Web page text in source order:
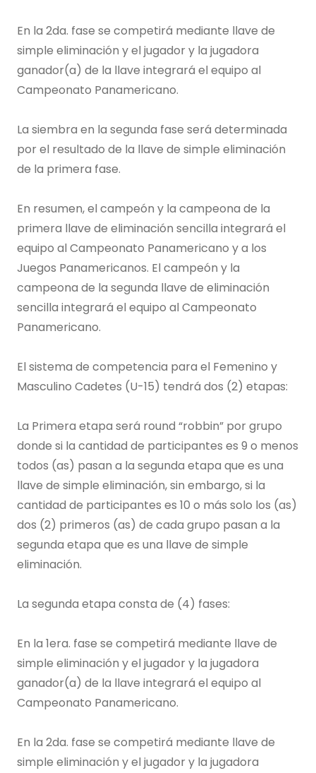
En la 2da. fase se competirá mediante llave de
simple eliminación y el jugador y la jugadora
ganador(a) de la llave integrará el equipo al
Campeonato Panamericano.
La siembra en la segunda fase será determinada
por el resultado de la llave de simple eliminación
de la primera fase.
En resumen, el campeón y la campeona de la
primera llave de eliminación sencilla integrará el
equipo al Campeonato Panamericano y a los
Juegos Panamericanos. El campeón y la
campeona de la segunda llave de eliminación
sencilla integrará el equipo al Campeonato
Panamericano.
El sistema de competencia para el Femenino y
Masculino Cadetes (U-15) tendrá dos (2) etapas:
La Primera etapa será round “robbin” por grupo
donde si la cantidad de participantes es 9 o menos
todos (as) pasan a la segunda etapa que es una
llave de simple eliminación, sin embargo, si la
cantidad de participantes es 10 o más solo los (as)
dos (2) primeros (as) de cada grupo pasan a la
segunda etapa que es una llave de simple
eliminación.
La segunda etapa consta de (4) fases:
En la 1era. fase se competirá mediante llave de
simple eliminación y el jugador y la jugadora
ganador(a) de la llave integrará el equipo al
Campeonato Panamericano.
En la 2da. fase se competirá mediante llave de
simple eliminación y el jugador y la jugadora